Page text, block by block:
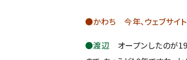
●かわち 今年、ウェブサイ
●渡辺 オープンしたのが